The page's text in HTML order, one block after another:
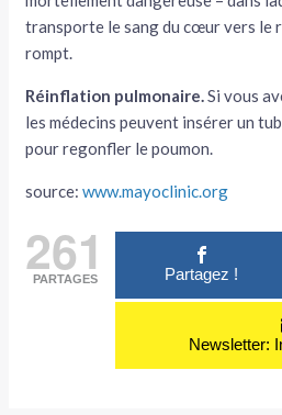
transporte le sang du cœur vers le
rompt.
Réinflation pulmonaire.Si vous
les médecins peuvent insérer un
pour regonfler le poumon.
source:www.mayoclinic.org
261
PARTAGES Partagez !
Newsletter: